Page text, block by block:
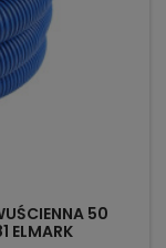
50
ELMARK